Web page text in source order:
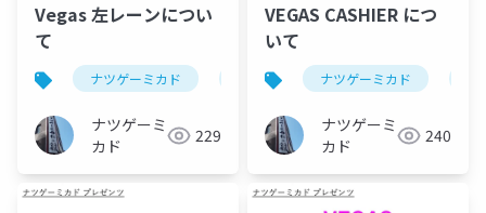
Vegas 左レーンについ
て
ナツゲーミカド ピンボール vegas(ピンボール)
ナツゲーミ
カド
229
VEGAS CASHIER につ
いて
ナツゲーミカド
ナツゲーミ
カド
240